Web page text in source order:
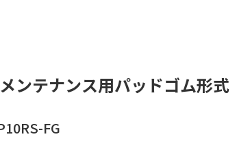
メンテナンス用パッドゴム形式
FG